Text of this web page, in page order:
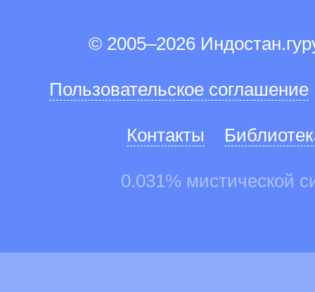
© 2005–2026
Пользовательское соглашение
Контакты
0.031% мистической